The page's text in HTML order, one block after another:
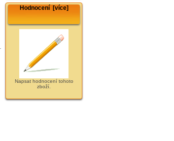
Hodnocení [více]
Napsat hodnocení tohoto
zboží.